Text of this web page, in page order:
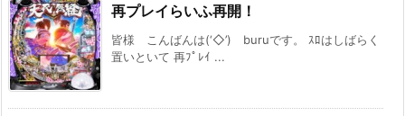
再プレイらいふ再開！
皆様 こんばんは(‘◇’)ゞburuです。 ｽﾛはしばらく
置いといて 再ﾌﾟﾚｲ ...